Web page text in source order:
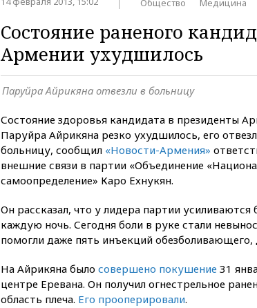
Состояние раненого
Армении ухудшилось
Паруйра Айрикяна отвезли в больницу
Состояние здоровья кандидата в президенты
Паруйра Айрикяна резко ухудшилось, его
больницу, сообщил «Новости-Армения»
внешние связи в партии «Объединение
самоопределение» Каро Ехнукян.
Он рассказал, что у лидера партии усиливаются
каждую ночь. Сегодня боли в руке стали
помогли даже пять инъекций обезболивающего,
На Айрикяна было совершено покушение 31
центре Еревана. Он получил огнестрельное
область плеча. Его прооперировали.